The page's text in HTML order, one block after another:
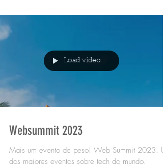
Load video
Websummit 2023
Mais um evento de peso! Web Summit 2023.
dos maiores eventos sobre tech do mundo.